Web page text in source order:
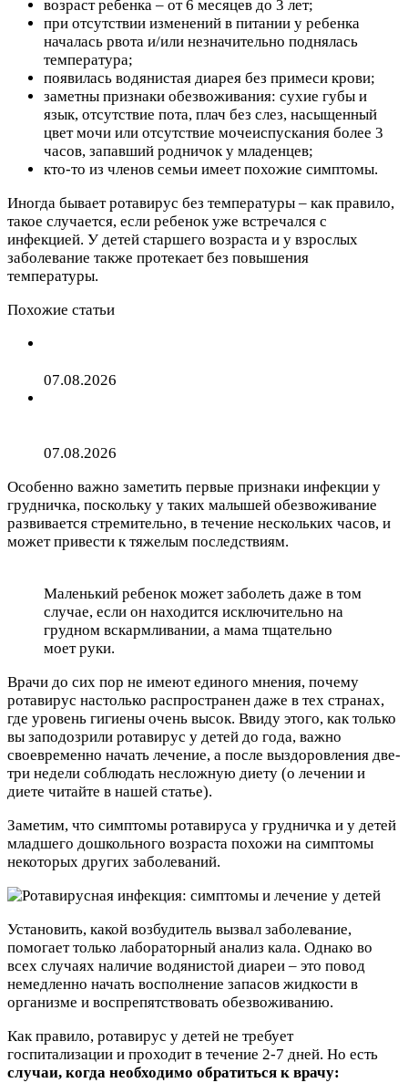
возраст ребенка – от 6 месяцев до 3 лет;
при отсутствии изменений в питании у ребенка
началась рвота и/или незначительно поднялась
температура;
появилась водянистая диарея без примеси крови;
заметны признаки обезвоживания: сухие губы и
язык, отсутствие пота, плач без слез, насыщенный
цвет мочи или отсутствие мочеиспускания более 3
часов, запавший родничок у младенцев;
кто-то из членов семьи имеет похожие симптомы.
Иногда бывает ротавирус без температуры – как правило,
такое случается, если ребенок уже встречался с
инфекцией. У детей старшего возраста и у взрослых
заболевание также протекает без повышения
температуры.
Похожие статьи
07.08.2026
07.08.2026
Особенно важно заметить первые признаки инфекции у
грудничка, поскольку у таких малышей обезвоживание
развивается стремительно, в течение нескольких часов, и
может привести к тяжелым последствиям.
Маленький ребенок может заболеть даже в том
случае, если он находится исключительно на
грудном вскармливании, а мама тщательно
моет руки.
Врачи до сих пор не имеют единого мнения, почему
ротавирус настолько распространен даже в тех странах,
где уровень гигиены очень высок. Ввиду этого, как только
вы заподозрили ротавирус у детей до года, важно
своевременно начать лечение, а после выздоровления две-
три недели соблюдать несложную диету (о лечении и
диете читайте в нашей статье).
Заметим, что симптомы ротавируса у грудничка и у детей
младшего дошкольного возраста похожи на симптомы
некоторых других заболеваний.
Установить, какой возбудитель вызвал заболевание,
помогает только лабораторный анализ кала. Однако во
всех случаях наличие водянистой диареи – это повод
немедленно начать восполнение запасов жидкости в
организме и воспрепятствовать обезвоживанию.
Как правило, ротавирус у детей не требует
госпитализации и проходит в течение 2-7 дней. Но есть
случаи, когда необходимо обратиться к врачу: